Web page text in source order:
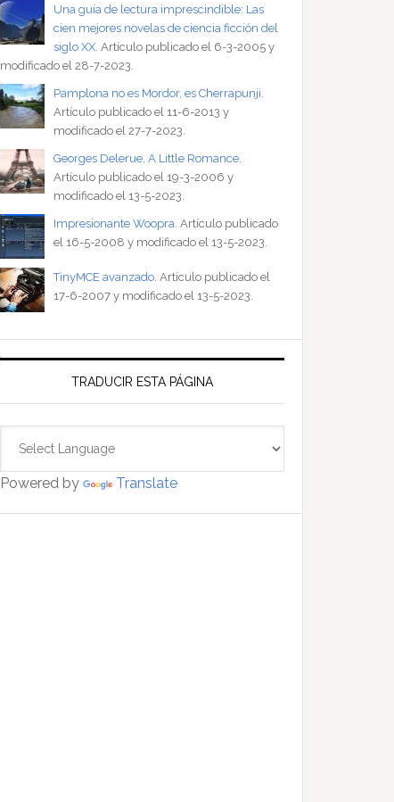
Una guía de lectura imprescindible: Las
cien mejores novelas de ciencia ficción del
siglo XX. Artículo publicado el 6-3-2005 y
modificado el 28-7-2023.
Pamplona no es Mordor, es Cherrapunji.
Artículo publicado el 11-6-2013 y
modificado el 27-7-2023.
Georges Delerue, A Little Romance.
Artículo publicado el 19-3-2006 y
modificado el 13-5-2023.
Impresionante Woopra. Artículo publicado
el 16-5-2008 y modificado el 13-5-2023.
TinyMCE avanzado. Artículo publicado el
17-6-2007 y modificado el 13-5-2023.
TRADUCIR ESTA PÁGINA
Powered by Translate